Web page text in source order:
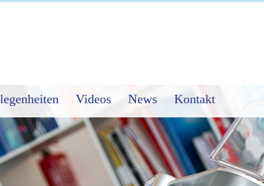
Videos News Kontakt